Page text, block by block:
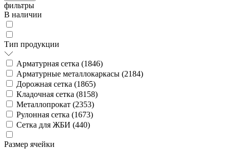
фильтры
В наличии
Тип продукции
Арматурная сетка (1846)
Арматурные металлокаркасы (2184)
Дорожная сетка (1865)
Кладочная сетка (8158)
Металлопрокат (2353)
Рулонная сетка (1673)
Сетка для ЖБИ (440)
Размер ячейки